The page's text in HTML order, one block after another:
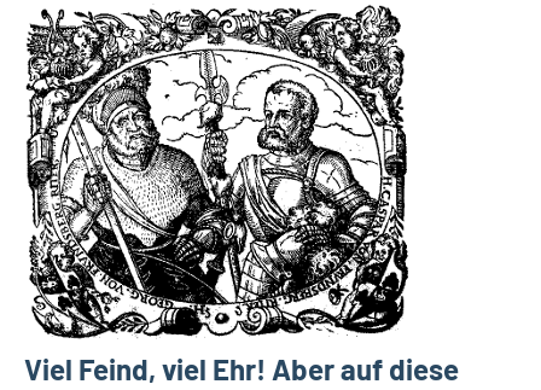
Viel Feind, viel Ehr! Aber auf diese